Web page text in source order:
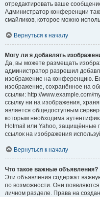
отредактировать ваше
Администратор конференции
смайликов, которое можно
Вернуться к началу
Могу ли я добавлять
Да, вы можете размещать
администратор разрешил
изображение на конференцию.
изображение, сохранённое на
ссылки: http://www.example.com/
ссылку ни на изображения,
является общедоступным
которым необходима
Hotmail или Yahoo, защищённые
ссылок на изображения
Вернуться к началу
Что такое важные объявления?
Эти объявления содержат
по возможности. Они
личном разделе. Права на